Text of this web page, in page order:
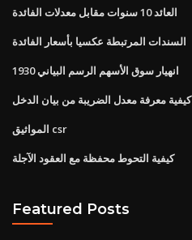
العائد 10 سنوات مقابل معدلات الفائدة
السندات المرتبطة عكسيا بأسعار الفائدة
1930 انهيار سوق الأسهم الرسم البياني
كيفية معرفة معدل الضريبة من بيان الدخل
المواثيق csr
كيفية التحوط محفظة مع العقود الآجلة
Featured Posts